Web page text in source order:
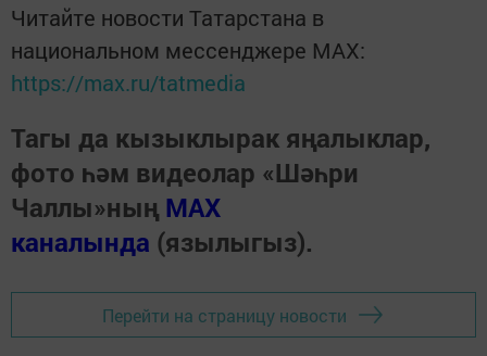
Читайте новости Татарстана в
национальном мессенджере MАХ:
https://max.ru/tatmedia
Тагы да кызыклырак яңалыклар,
фото һәм видеолар «Шәһри
Чаллы»ның MAX
каналында (язылыгыз).
Перейти на страницу новости